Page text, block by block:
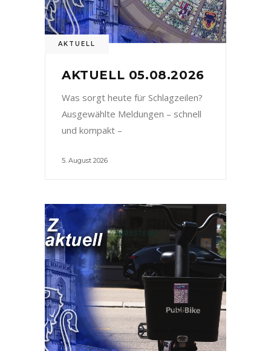
AKTUELL
AKTUELL 05.08.2026
Was sorgt heute für Schlagzeilen?
Ausgewählte Meldungen – schnell
und kompakt –
5. August 2026